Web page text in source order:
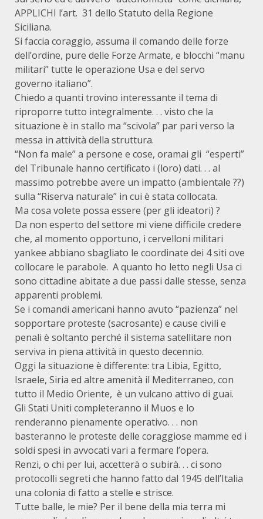
APPLICHI l’art. 31 dello Statuto della Regione
Siciliana.
Si faccia coraggio, assuma il comando delle forze
dell’ordine, pure delle Forze Armate, e blocchi “manu
militari” tutte le operazione Usa e del servo
governo italiano”.
Chiedo a quanti trovino interessante il tema di
riproporre tutto integralmente. . . visto che la
situazione è in stallo ma “scivola” par pari verso la
messa in attività della struttura.
“Non fa male” a persone e cose, oramai gli “esperti”
del Tribunale hanno certificato i (loro) dati. . . al
massimo potrebbe avere un impatto (ambientale ??)
sulla “Riserva naturale” in cui è stata collocata.
Ma cosa volete possa essere (per gli ideatori) ?
Da non esperto del settore mi viene difficile credere
che, al momento opportuno, i cervelloni militari
yankee abbiano sbagliato le coordinate dei 4 siti ove
collocare le parabole. A quanto ho letto negli Usa ci
sono cittadine abitate a due passi dalle stesse, senza
apparenti problemi.
Se i comandi americani hanno avuto “pazienza” nel
sopportare proteste (sacrosante) e cause civili e
penali è soltanto perché il sistema satellitare non
serviva in piena attività in questo decennio.
Oggi la situazione è differente: tra Libia, Egitto,
Israele, Siria ed altre amenità il Mediterraneo, con
tutto il Medio Oriente, è un vulcano attivo di guai.
Gli Stati Uniti completeranno il Muos e lo
renderanno pienamente operativo. . . non
basteranno le proteste delle coraggiose mamme ed i
soldi spesi in avvocati vari a fermare l’opera.
Renzi, o chi per lui, accetterà o subirà. . . ci sono
protocolli segreti che hanno fatto dal 1945 dell’Italia
una colonia di fatto a stelle e strisce.
Tutte balle, le mie? Per il bene della mia terra mi